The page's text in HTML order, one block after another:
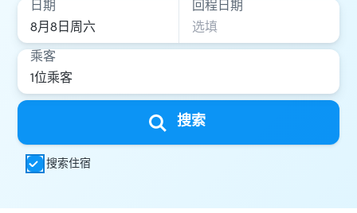
日期 回程日期
乘客
搜索
搜索住宿